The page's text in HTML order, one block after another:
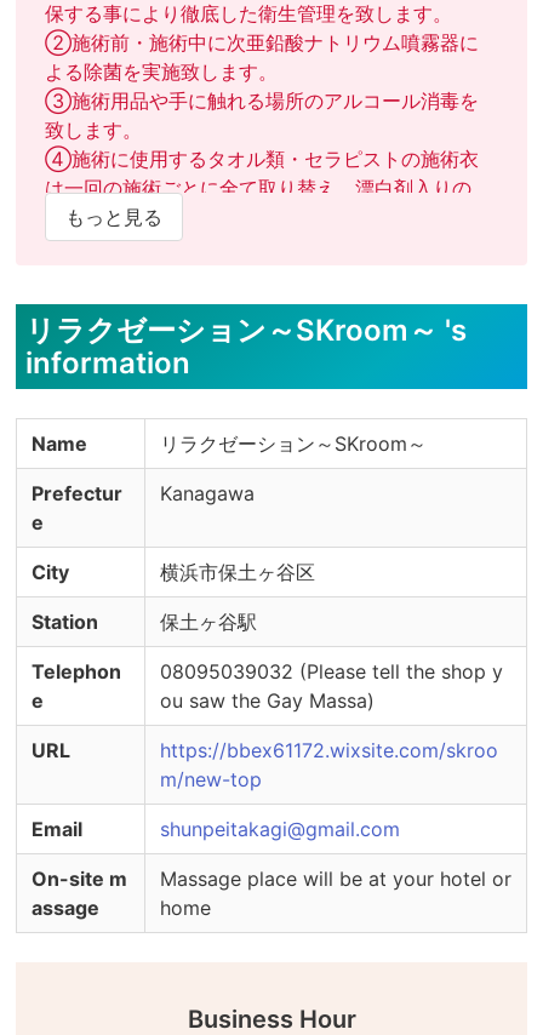
保する事により徹底した衛生管理を致します。
②施術前・施術中に次亜鉛酸ナトリウム噴霧器に
よる除菌を実施致します。
③施術用品や手に触れる場所のアルコール消毒を
致します。
④施術に使用するタオル類・セラピストの施術衣
は一回の施術ごとに全て取り替え、漂白剤入りの
洗剤で洗濯致します。
もっと見る
リラクゼーション～SKroom～ 's
information
Name リラクゼーション～SKroom～
Prefectur
e
Kanagawa
City 横浜市保土ヶ谷区
Station 保土ヶ谷駅
Telephon
e
08095039032 (Please tell the shop y
ou saw the Gay Massa)
URL
https://bbex61172.wixsite.com/skroo
m/new-top
Email shunpeitakagi@gmail.com
On-site m
assage
Massage place will be at your hotel or
home
Business Hour